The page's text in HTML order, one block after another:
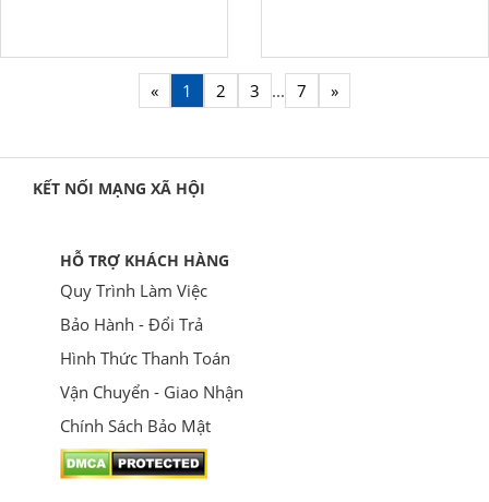
« 1 2 3 ... 7 »
KẾT NỐI MẠNG XÃ HỘI
HỖ TRỢ KHÁCH HÀNG
Quy Trình Làm Việc
Bảo Hành - Đổi Trả
Hình Thức Thanh Toán
Vận Chuyển - Giao Nhận
Chính Sách Bảo Mật